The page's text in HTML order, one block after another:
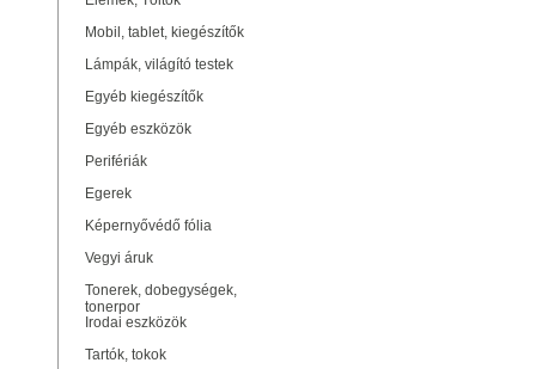
Mobil, tablet, kiegészítők
Lámpák, világító testek
Egyéb kiegészítők
Egyéb eszközök
Perifériák
Egerek
Képernyővédő fólia
Vegyi áruk
Tonerek, dobegységek,
tonerpor
Irodai eszközök
Tartók, tokok